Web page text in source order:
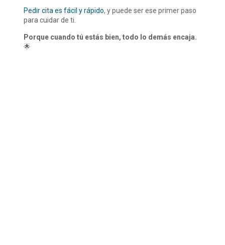
Pedir cita es fácil y rápido, y puede ser ese primer paso
para cuidar de ti.
Porque cuando tú estás bien, todo lo demás encaja.
🌟